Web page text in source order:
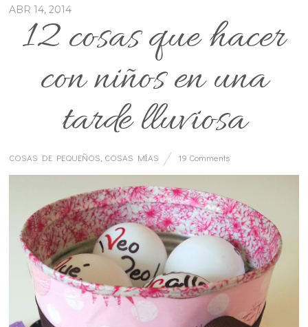
ABR 14, 2014
12 cosas que hacer
con niños en una
tarde lluviosa
COSAS DE PEQUEÑOS COSAS MÍAS 19 Comments